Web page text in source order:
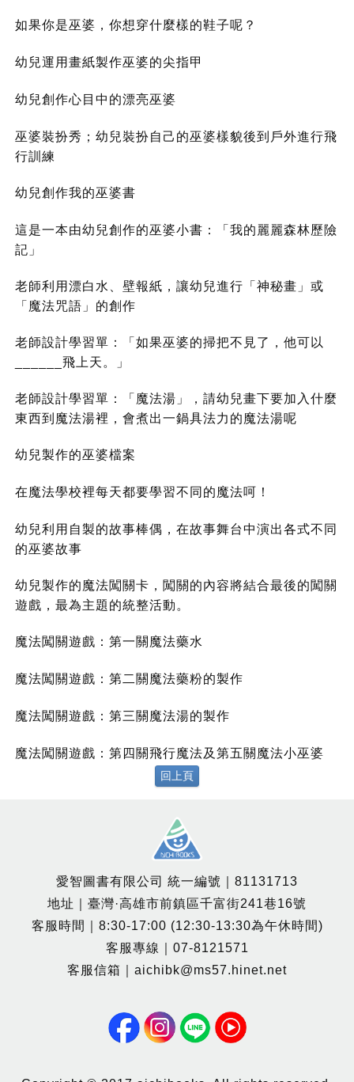
如果你是巫婆，你想穿什麼樣的鞋子呢？
幼兒運用畫紙製作巫婆的尖指甲
幼兒創作心目中的漂亮巫婆
巫婆裝扮秀；幼兒裝扮自己的巫婆樣貌後到戶外進行飛
行訓練
幼兒創作我的巫婆書
這是一本由幼兒創作的巫婆小書：「我的麗麗森林歷險
記」
老師利用漂白水、壁報紙，讓幼兒進行「神秘畫」或
「魔法咒語」的創作
老師設計學習單：「如果巫婆的掃把不見了，他可以
______飛上天。」
老師設計學習單：「魔法湯」，請幼兒畫下要加入什麼
東西到魔法湯裡，會煮出一鍋具法力的魔法湯呢
幼兒製作的巫婆檔案
在魔法學校裡每天都要學習不同的魔法呵！
幼兒利用自製的故事棒偶，在故事舞台中演出各式不同
的巫婆故事
幼兒製作的魔法闖關卡，闖關的內容將結合最後的闖關
遊戲，最為主題的統整活動。
魔法闖關遊戲：第一關魔法藥水
魔法闖關遊戲：第二關魔法藥粉的製作
魔法闖關遊戲：第三關魔法湯的製作
魔法闖關遊戲：第四關飛行魔法及第五關魔法小巫婆
回上頁
愛智圖書有限公司 統一編號｜81131713
地址｜臺灣·高雄市前鎮區千富街241巷16號
客服時間｜8:30-17:00 (12:30-13:30為午休時間)
客服專線｜07-8121571
客服信箱｜aichibk@ms57.hinet.net